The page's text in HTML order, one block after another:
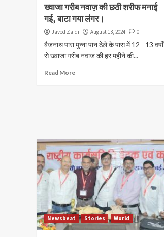
ख्वाजा गरीब नवाज़ की छठी शरीफ मनाई
गई, बाटा गया लंगर।
Javed Zaidi August 13, 2024 0
बैजनाथ पारा मुन्ना पान ठेले के पास में 12 - 13 वर्षों
से ख्वाजा गरीब नवाज की हर महीने की...
Read More
Newsbeat Stories World